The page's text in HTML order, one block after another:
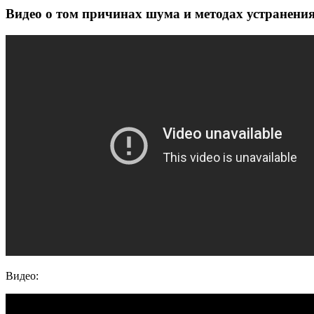
Видео о том причинах шума и методах
Видео: